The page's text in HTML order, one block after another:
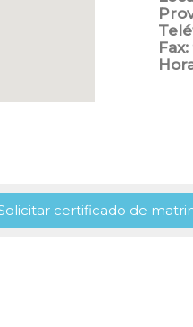
Fax:
certificado de